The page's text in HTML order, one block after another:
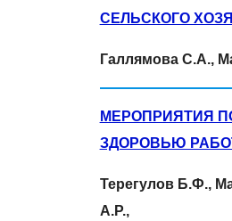
СЕЛЬСКОГО
Галлямова С.А.,
МЕРОПРИЯТИЯ
ЗДОРОВЬЮ
Терегулов Б.Ф.,
А.Р.,